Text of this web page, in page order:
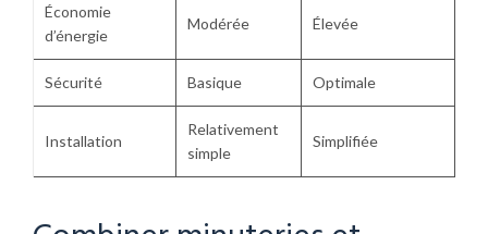
Économie
d’énergie
Modérée Élevée
Sécurité Basique Optimale
Installation
Relativement
simple
Simplifiée